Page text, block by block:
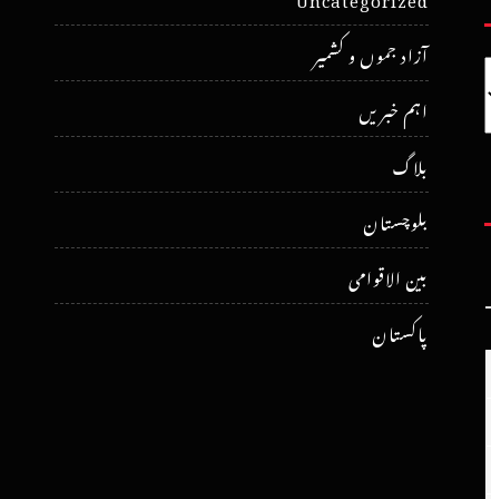
آزاد جموں و کشمیر
اہم خبریں
بلاگ
بلوچستان
بین الاقوامی
پاکستان